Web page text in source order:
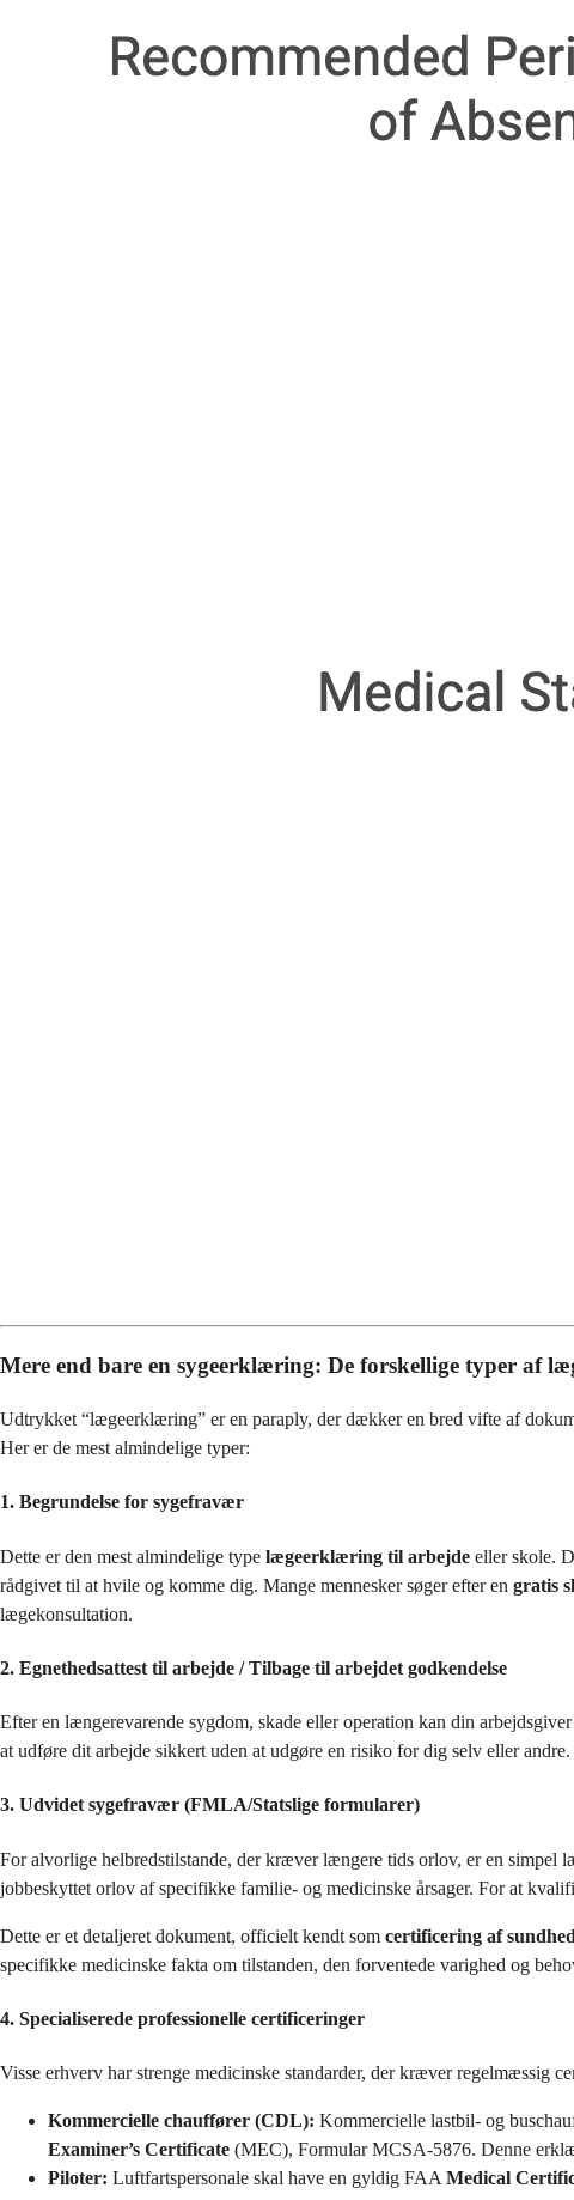
Mere end bare en sygeerklæring: De forskellige typer af
Udtrykket “lægeerklæring” er en paraply, der dækker en bred vifte af
Her er de mest almindelige typer:
1. Begrundelse for sygefravær
Dette er den mest almindelige type lægeerklæring til arbejde eller skole.
rådgivet til at hvile og komme dig. Mange mennesker søger efter en gratis
lægekonsultation.
2. Egnethedsattest til arbejde / Tilbage til arbejdet godkendelse
Efter en længerevarende sygdom, skade eller operation kan din
at udføre dit arbejde sikkert uden at udgøre en risiko for dig selv eller
3. Udvidet sygefravær (FMLA/Statslige formularer)
For alvorlige helbredstilstande, der kræver længere tids orlov, er en
jobbeskyttet orlov af specifikke familie- og medicinske årsager. For at
Dette er et detaljeret dokument, officielt kendt som certificering af
specifikke medicinske fakta om tilstanden, den forventede varighed og
4. Specialiserede professionelle certificeringer
Visse erhverv har strenge medicinske standarder, der kræver regelmæssig
Kommercielle chauffører (CDL): Kommercielle lastbil- og
Examiner’s Certificate (MEC), Formular MCSA-5876. Denne
Piloter: Luftfartspersonale skal have en gyldig FAA Medical